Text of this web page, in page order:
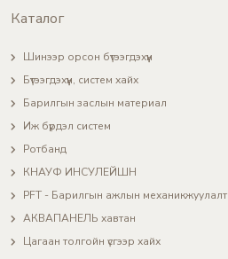
Каталог
Шинээр орсон бүтээгдэхүүн
Бүтээгдэхүүн, систем хайх
Барилгын заслын материал
Иж бүрдэл систем
Ротбанд
КНАУФ ИНСУЛЕЙШН
PFT - Барилгын ажлын механикжуулалт
АКВАПАНЕЛЬ хавтан
Цагаан толгойн үсгээр хайх